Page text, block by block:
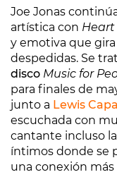
Joe Jonas
artística con
y emotiva que
despedidas. Se
disco Music for
para finales de
junto a Lewis
escuchada con
cantante incluso
íntimos donde se
una conexión